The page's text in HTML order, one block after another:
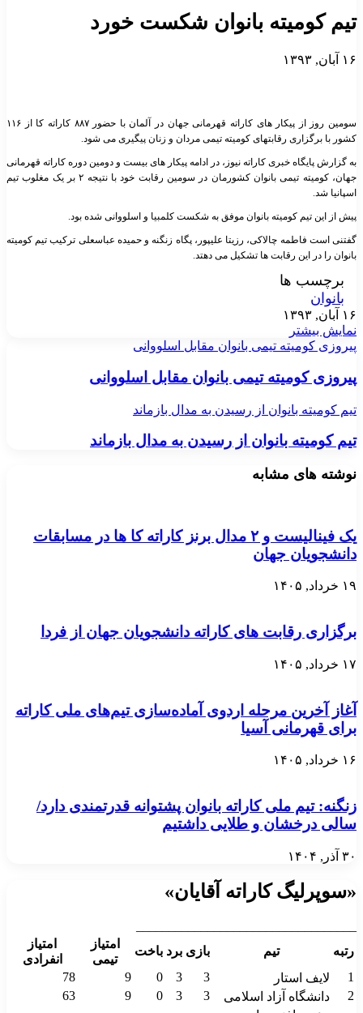
تیم کومیته بانوان شکست خورد
۱۶ آبان, ۱۳۹۳
سومین روز از پیکار های کاراته قهرمانی جهان در آلمان با حضور ۸۸۷ کاراته کا از ۱۱۶
کشور با برگزاری رقابتهای کومیته تیمی مردان و زنان پیگیری می شود.
به گزارش پایگاه خبری کاراته نیوز، در ادامه پیکار های بیست و دومین دوره کاراته قهرمانی
جهان، کومیته تیمی بانوان کشورمان در سومین رقابت خود با نتیجه ۲ بر یک مغلوب تیم
اسپانیا شد.
پیش از این تیم کومیته بانوان موفق به شکست کلمبیا و اسلووانی شده بود.
گفتنی است فاطمه چالاکی، رزیتا علیپور، پگاه زنگنه و حمیده عباسعلی ترکیب تیم کومیته
بانوان را در این رقابت ها تشکیل می دهتد.
برچسب ها
بانوان
۱۶ آبان, ۱۳۹۳
نمایش بیشتر
پیروزی کومیته تیمی بانوان مقابل اسلووانی
پیروزی کومیته تیمی بانوان مقابل اسلووانی
تیم کومیته بانوان از رسیدن به مدال بازماند
تیم کومیته بانوان از رسیدن به مدال بازماند
نوشته های مشابه
یک فینالیست و ۲ مدال برنز کاراته کا ها در مسابقات
دانشجویان جهان
۱۹ خرداد, ۱۴۰۵
برگزاری رقابت های کاراته دانشجویان جهان از فردا
۱۷ خرداد, ۱۴۰۵
آغاز آخرین مرحله اردوی آماده‌سازی تیم‌های ملی کاراته
برای قهرمانی آسیا
۱۶ خرداد, ۱۴۰۵
زنگنه: تیم ملی کاراته بانوان پشتوانه قدرتمندی دارد/
سالی درخشان و طلایی داشتیم
۳۰ آذر, ۱۴۰۴
«سوپرلیگ کاراته آقایان»
رتبه
تیم بازی برد باخت
امتیاز
تیمی
امتیاز
انفرادی
1
لایف استار 3
3
0
9
78
2
دانشگاه آزاد اسلامی 3
3
0
9
63